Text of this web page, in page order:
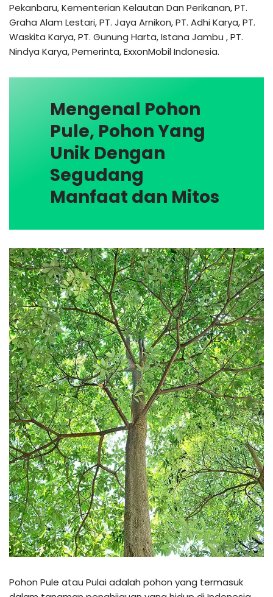
Pekanbaru, Kementerian Kelautan Dan Perikanan, PT.
Graha Alam Lestari, PT. Jaya Arnikon, PT. Adhi Karya, PT.
Waskita Karya, PT. Gunung Harta, Istana Jambu , PT.
Nindya Karya, Pemerinta, ExxonMobil Indonesia.
Mengenal Pohon
Pule, Pohon Yang
Unik Dengan
Segudang
Manfaat dan Mitos
Pohon Pule atau Pulai adalah pohon yang termasuk